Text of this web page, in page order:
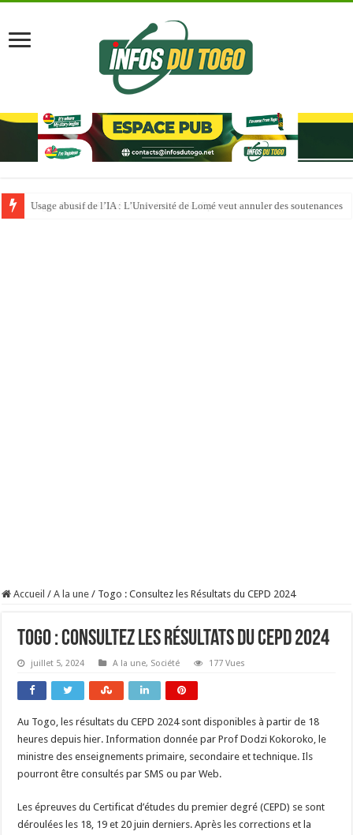
Usage abusif de l’IA : L’Université de Lomé veut annuler des soutenances
Accueil / A la une / Togo : Consultez les Résultats du CEPD 2024
Togo : Consultez les Résultats du CEPD 2024
juillet 5, 2024 A la une, Société 177 Vues
Au Togo, les résultats du CEPD 2024 sont disponibles à partir de 18
heures depuis hier. Information donnée par Prof Dodzi Kokoroko, le
ministre des enseignements primaire, secondaire et technique. Ils
pourront être consultés par SMS ou par Web.
Les épreuves du Certificat d’études du premier degré (CEPD) se sont
déroulées les 18, 19 et 20 juin derniers. Après les corrections et la